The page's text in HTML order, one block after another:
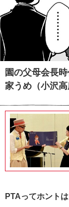
園の父母会長
家うめ（小沢高
PTAってホント